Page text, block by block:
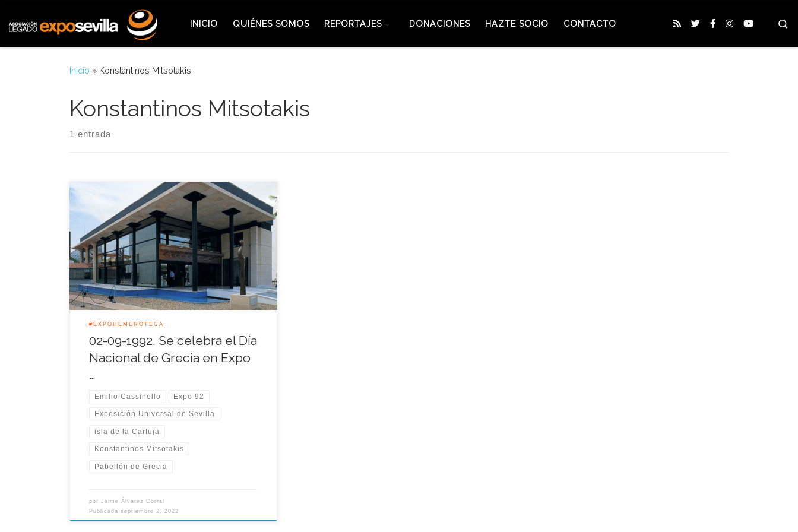
INICIO QUIÉNES SOMOS REPORTAJES DONACIONES HAZTE SOCIO CONTACTO
Inicio » Konstantinos Mitsotakis
Konstantinos Mitsotakis
1 entrada
Grecia se convirtió aquella jornada en el país
anfitrión de la Expo ya que los organizadores de su
Día Nacional ofrecieron una fiesta en el Palenque,
que contó con el sonido y el baile tradicional de
este país, lo que hizo que avanzada la mañana los
visitantes de la Muestra […]
#EXPOHEMEROTECA
02-09-1992. Se celebra el Día
Nacional de Grecia en Expo
…
Emilio Cassinello Expo 92
Exposición Universal de Sevilla
isla de la Cartuja
Konstantinos Mitsotakis
Pabellón de Grecia
porJaime Álvarez Corral
Publicadaseptiembre 2, 2022